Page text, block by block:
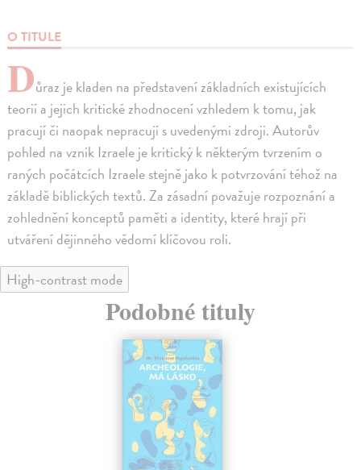
O TITULE
Důraz je kladen na představení základních existujících
teorií a jejich kritické zhodnocení vzhledem k tomu, jak
pracují či naopak nepracují s uvedenými zdroji. Autorův
pohled na vznik Izraele je kritický k některým tvrzením o
raných počátcích Izraele stejně jako k potvrzování téhož na
základě biblických textů. Za zásadní považuje rozpoznání a
zohlednění konceptů paměti a identity, které hrají při
utváření dějinného vědomí klíčovou roli.
High-contrast mode
Podobné tituly